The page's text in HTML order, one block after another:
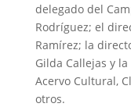
delegado del
Rodríguez; el
Ramírez; la
Gilda Callejas y
Acervo Cultural,
otros.